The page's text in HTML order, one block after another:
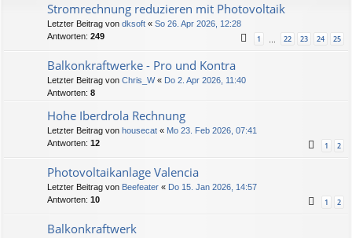
Stromrechnung reduzieren mit Photovoltaik
Letzter Beitrag von dksoft « So 26. Apr 2026, 12:28
Antworten: 249 1 … 22 23 24 25
Balkonkraftwerke - Pro und Kontra
Letzter Beitrag von Chris_W« Do 2. Apr 2026, 11:40
Antworten: 8
Hohe Iberdrola Rechnung
Letzter Beitrag von housecat « Mo 23. Feb 2026, 07:41
Antworten: 12 1 2
Photovoltaikanlage Valencia
Letzter Beitrag von Beefeater « Do 15. Jan 2026, 14:57
Antworten: 10 1 2
Balkonkraftwerk